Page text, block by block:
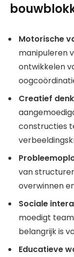
Motorische
manipuleren
ontwikkelen
Creatief
constructies
van
overwinnen
Sociale
moedigt
belangrijk is
Educatieve